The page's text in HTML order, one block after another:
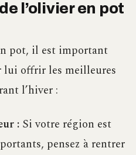
l’olivier en pot
pot, il est important
lui offrir les meilleures
l’hiver :
:Si votre région est
pensez à rentrer